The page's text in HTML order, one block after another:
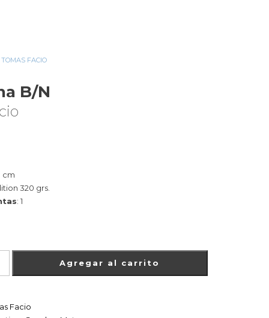
TOMAS FACIO
B/N
cm
320 grs.
: 1
Agregar al carrito
Facio